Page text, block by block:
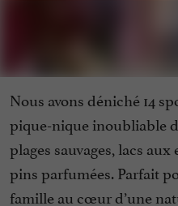
Nous avons déniché 14
pique-nique inoubliable
plages sauvages, lacs
pins parfumées. Parfait
famille au cœur d’une